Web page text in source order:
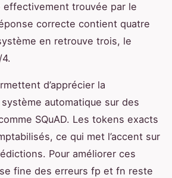
effectivement trouvée par le
correcte contient quatre
en retrouve trois, le
d’apprécier la
système automatique sur des
SQuAD. Les tokens exacts
ce qui met l’accent sur
Pour améliorer ces
fine des erreurs fp et fn reste